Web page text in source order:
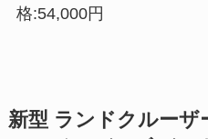
格:54,000円
新型 ランドクルーザ